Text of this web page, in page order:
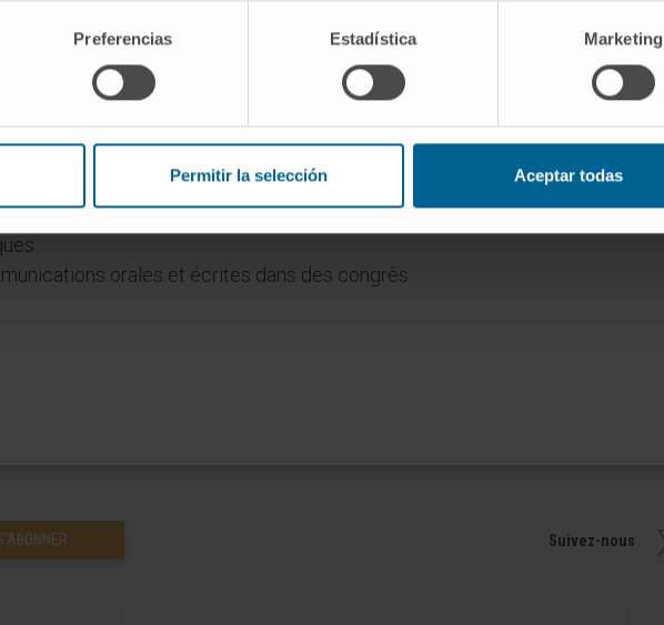
Preferencias Estadística Marketing
Permitir la selección Aceptar todas
- 2023.
de chirurgie, Faculté de médecine,
2012 - 2016.
« Traumatología y Cirugía
Universidad Complutense de Madrid, 2008-
orales et écrites dans des congrès
Suivez-nous